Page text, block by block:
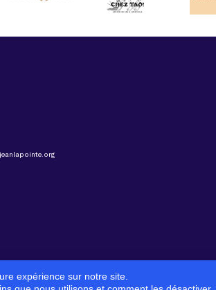
expérience sur notre site.